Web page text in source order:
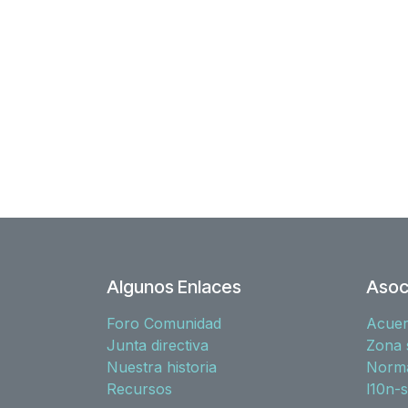
Algunos Enlaces
Foro Comunidad
Junta directiva
Nuestra historia
Recursos
Zona
l10n-